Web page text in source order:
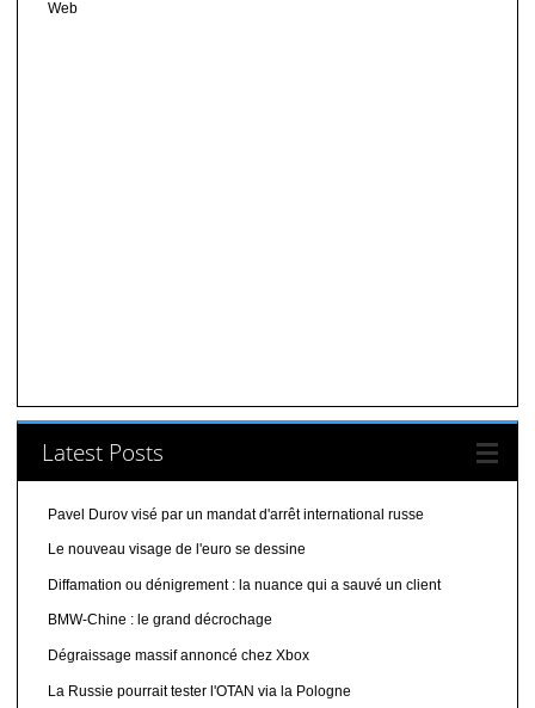
Web
Latest Posts
Pavel Durov visé par un mandat d'arrêt international russe
Le nouveau visage de l'euro se dessine
Diffamation ou dénigrement : la nuance qui a sauvé un client
BMW-Chine : le grand décrochage
Dégraissage massif annoncé chez Xbox
La Russie pourrait tester l'OTAN via la Pologne